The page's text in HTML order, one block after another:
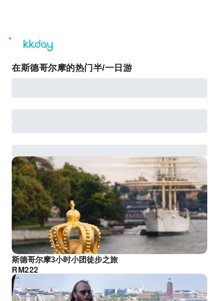
unread
notifications
在斯德哥尔摩的热门半/一日游
斯德哥尔摩3小时小团徒步之旅
RM222